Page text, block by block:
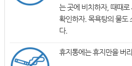
는 곳에 비치하자, 때때
확인하자. 목욕탕의 물도
다.
휴지통에는 휴지만을 버